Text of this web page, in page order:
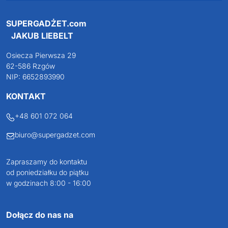
SUPERGADŻET.com
JAKUB LIEBELT
Osiecza Pierwsza 29
62-586 Rzgów
NIP: 6652893990
KONTAKT
+48 601 072 064
biuro@supergadzet.com
Zapraszamy do kontaktu
od poniedziałku do piątku
w godzinach 8:00 - 16:00
Dołącz do nas na